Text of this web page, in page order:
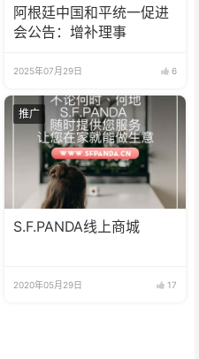
阿根廷中国和平统一促进
会公告：增补理事
2025年07月29日 6
推广
S.F.PANDA线上商城
2020年05月29日 17